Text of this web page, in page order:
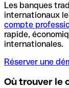
Les banques
internationaux
compte
rapide,
internationales.
Réserver une
Où trouver le